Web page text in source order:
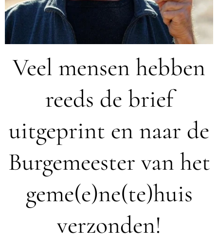
Veel mensen hebben
reeds de brief
uitgeprint en naar de
Burgemeester van het
geme(e)ne(te)huis
verzonden!